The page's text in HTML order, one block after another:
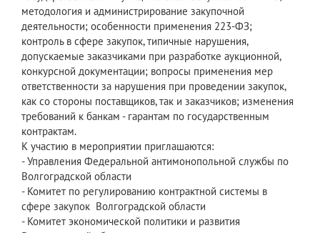
методология и администрирование закупочной
деятельности; особенности применения 223-ФЗ;
контроль в сфере закупок, типичные нарушения,
допускаемые заказчиками при разработке аукционной,
конкурсной документации; вопросы применения мер
ответственности за нарушения при проведении закупок,
как со стороны поставщиков, так и заказчиков; изменения
требований к банкам - гарантам по государственным
контрактам.
К участию в мероприятии приглашаются:
- Управления Федеральной антимонопольной службы по
Волгоградской области
- Комитет по регулированию контрактной системы в
сфере закупок Волгоградской области
- Комитет экономической политики и развития